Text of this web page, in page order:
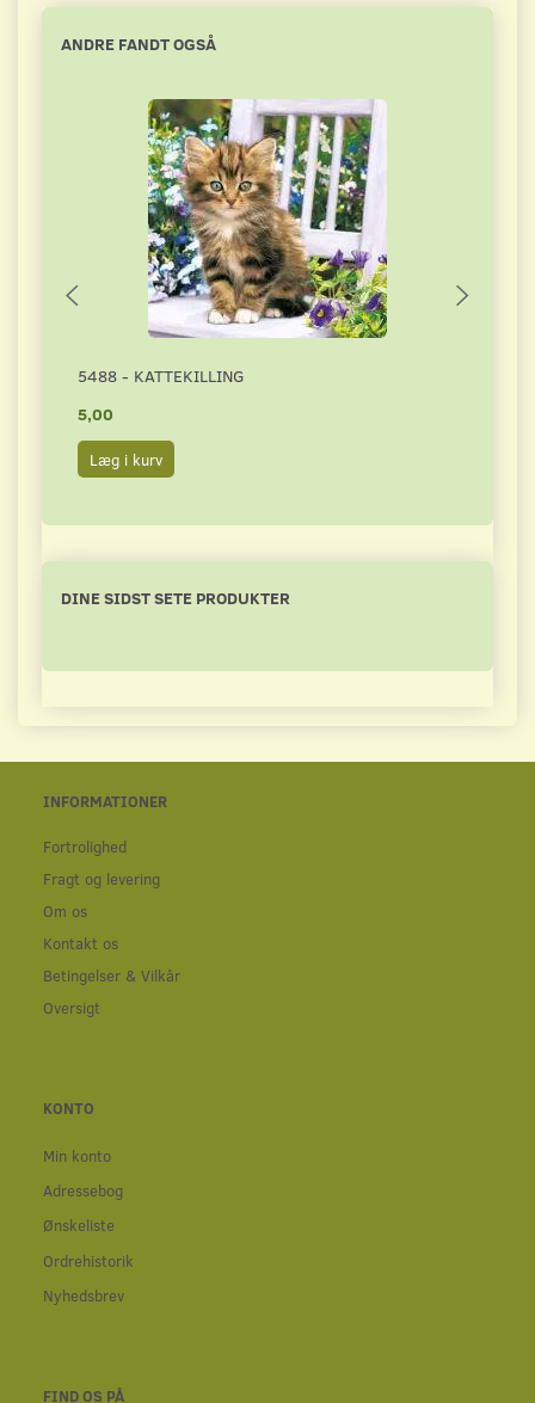
ANDRE FANDT OGSÅ
5488 - KATTEKILLING
5,00
Læg i kurv
DINE SIDST SETE PRODUKTER
INFORMATIONER
Fortrolighed
Fragt og levering
Om os
Kontakt os
Betingelser & Vilkår
Oversigt
KONTO
Min konto
Adressebog
Ønskeliste
Ordrehistorik
Nyhedsbrev
FIND OS PÅ